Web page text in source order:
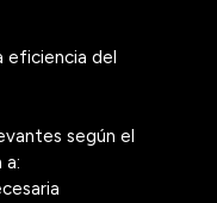
eficiencia del
según el
a: